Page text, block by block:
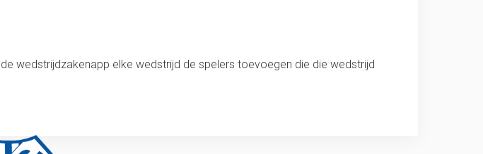
wedstrijdzakenapp elke wedstrijd de spelers toevoegen die die wedstrijd